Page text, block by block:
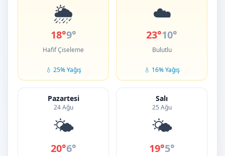
🌦️
18°9°
Hafif Çiseleme
💧 25% Yağış
☁️
23°10°
Bulutlu
💧 16% Yağış
Pazartesi
24 Ağu
🌤️
20°6°
Salı
25 Ağu
🌤️
19°5°